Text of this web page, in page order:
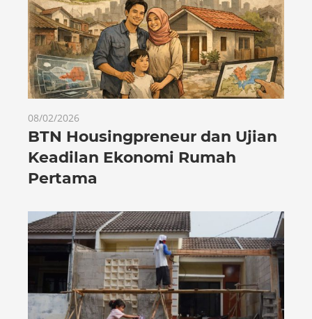
08/02/2026
BTN Housingpreneur dan Ujian
Keadilan Ekonomi Rumah
Pertama